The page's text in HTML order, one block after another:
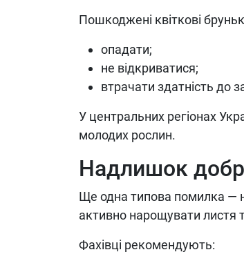
Пошкоджені квіткові
опадати;
не відкриватися;
втрачати здатність до
У центральних регіонах
молодих рослин.
Надлишок
Ще одна типова помилка —
активно нарощувати листя
Фахівці рекомендують: